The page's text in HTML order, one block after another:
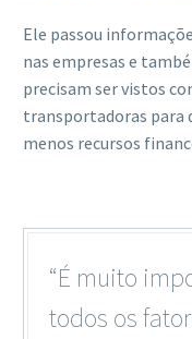
Ele passou
nas empresas e
precisam ser vistos
transportadoras para
menos recursos
“É muito
todos os